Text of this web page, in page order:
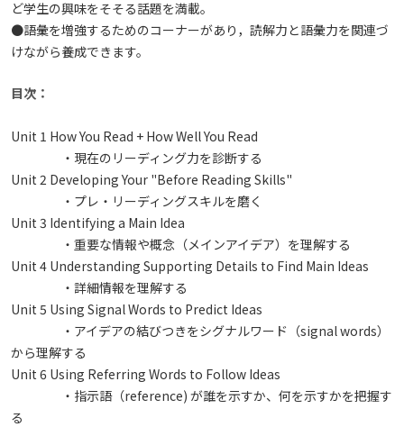
ど学生の興味をそそる話題を満載。
●語彙を増強するためのコーナーがあり，読解力と語彙力を関連づ
けながら養成できます。
目次：
Unit 1 How You Read + How Well You Read
・現在のリーディング力を診断する
Unit 2 Developing Your "Before Reading Skills"
・プレ・リーディングスキルを磨く
Unit 3 Identifying a Main Idea
・重要な情報や概念（メインアイデア）を理解する
Unit 4 Understanding Supporting Details to Find Main Ideas
・詳細情報を理解する
Unit 5 Using Signal Words to Predict Ideas
・アイデアの結びつきをシグナルワード（signal words）
から理解する
Unit 6 Using Referring Words to Follow Ideas
・指示語（reference) が誰を示すか、何を示すかを把握す
る